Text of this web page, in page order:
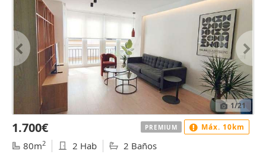
1/21
1.700€
80m2 2 Hab 2 Baños
PREMIUM Máx. 10km